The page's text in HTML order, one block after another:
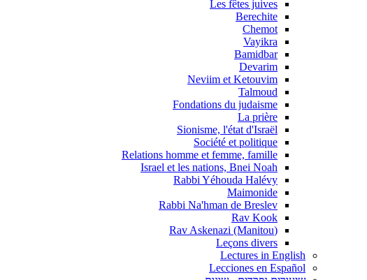
Les fêtes juives
Berechite
Chemot
Vayikra
Bamidbar
Devarim
Neviim et Ketouvim
Talmoud
Fondations du judaisme
La prière
Sionisme, l'état d'Israël
Société et politique
Relations homme et femme, famille
Israel et les nations, Bnei Noah
Rabbi Yéhouda Halévy
Maimonide
Rabbi Na'hman de Breslev
Rav Kook
(Rav Askenazi (Manitou
Leçons divers
Lectures in English
Lecciones en Español